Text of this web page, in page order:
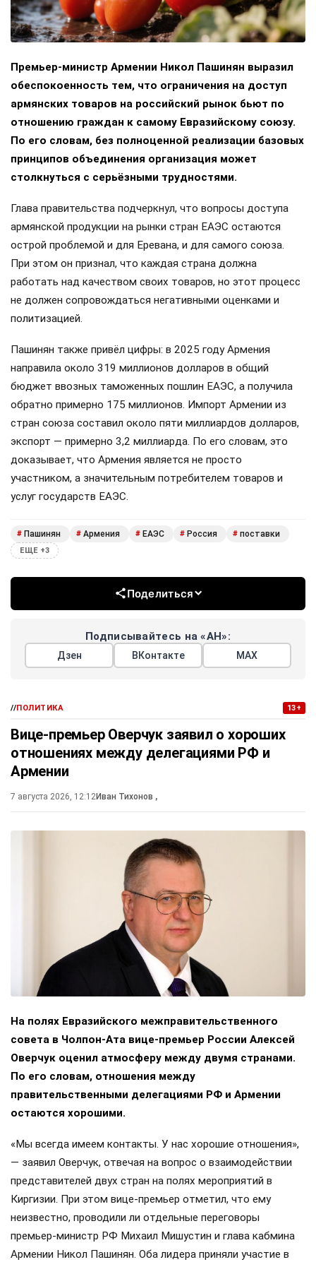
Премьер-министр Армении Никол Пашинян выразил
обеспокоенность тем, что ограничения на доступ
армянских товаров на российский рынок бьют по
отношению граждан к самому Евразийскому союзу.
По его словам, без полноценной реализации базовых
принципов объединения организация может
столкнуться с серьёзными трудностями.
Глава правительства подчеркнул, что вопросы доступа
армянской продукции на рынки стран ЕАЭС остаются
острой проблемой и для Еревана, и для самого союза.
При этом он признал, что каждая страна должна
работать над качеством своих товаров, но этот процесс
не должен сопровождаться негативными оценками и
политизацией.
Пашинян также привёл цифры: в 2025 году Армения
направила около 319 миллионов долларов в общий
бюджет ввозных таможенных пошлин ЕАЭС, а получила
обратно примерно 175 миллионов. Импорт Армении из
стран союза составил около пяти миллиардов долларов,
экспорт — примерно 3,2 миллиарда. По его словам, это
доказывает, что Армения является не просто
участником, а значительным потребителем товаров и
услуг государств ЕАЭС.
# Пашинян # Армения # ЕАЭС # Россия # поставки
ЕЩЕ +3
Поделиться
Подписывайтесь на «АН»:
Дзен ВКонтакте МАХ
//ПОЛИТИКА 13+
Вице-премьер Оверчук заявил о хороших
отношениях между делегациями РФ и
Армении
7 августа 2026, 12:12Иван Тихонов ,
На полях Евразийского межправительственного
совета в Чолпон-Ата вице-премьер России Алексей
Оверчук оценил атмосферу между двумя странами.
По его словам, отношения между
правительственными делегациями РФ и Армении
остаются хорошими.
«Мы всегда имеем контакты. У нас хорошие отношения»,
— заявил Оверчук, отвечая на вопрос о взаимодействии
представителей двух стран на полях мероприятий в
Киргизии. При этом вице-премьер отметил, что ему
неизвестно, проводили ли отдельные переговоры
премьер-министр РФ Михаил Мишустин и глава кабмина
Армении Никол Пашинян. Оба лидера приняли участие в